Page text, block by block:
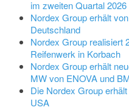
im zweiten Quartal 2026
Nordex Group erhält
Deutschland
Nordex Group realisiert
Reifenwerk in Korbach
Nordex Group erhält
MW von ENOVA und
Die Nordex Group
USA